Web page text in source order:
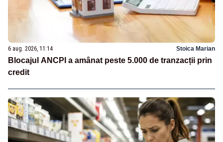
6 aug. 2026, 11:14 Stoica Marian
Blocajul ANCPI a amânat peste 5.000 de tranzacții prin
credit